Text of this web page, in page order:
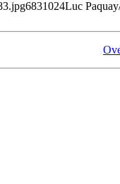
6831024Luc Paquay